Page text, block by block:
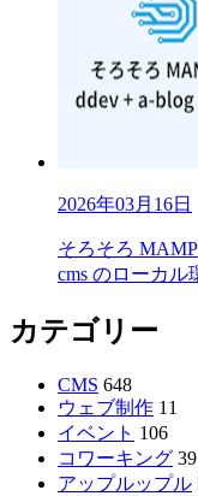
2026年03月16日
そろそろ
cms のローカル
カテゴリー
CMS 648
ウェブ制作 11
イベント 106
コワーキング 39
アップルップル